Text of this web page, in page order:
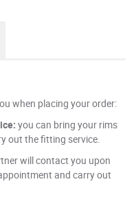
when placing your order:
you can bring your rims
out the fitting service.
will contact you upon
and carry out